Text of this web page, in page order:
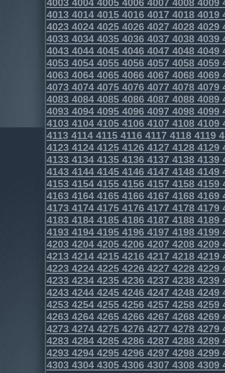
4013401440154016401740184019
4023402440254026402740284029
4033403440354036403740384039
4043404440454046404740484049
4053405440554056405740584059
4063406440654066406740684069
4073407440754076407740784079
4083408440854086408740884089
4093409440954096409740984099
4103410441054106410741084109
4113411441154116411741184119
4123412441254126412741284129
4133413441354136413741384139
4143414441454146414741484149
4153415441554156415741584159
4163416441654166416741684169
4173417441754176417741784179
4183418441854186418741884189
4193419441954196419741984199
4203420442054206420742084209
4213421442154216421742184219
4223422442254226422742284229
4233423442354236423742384239
4243424442454246424742484249
4253425442554256425742584259
4263426442654266426742684269
4273427442754276427742784279
4283428442854286428742884289
4293429442954296429742984299
4303430443054306430743084309